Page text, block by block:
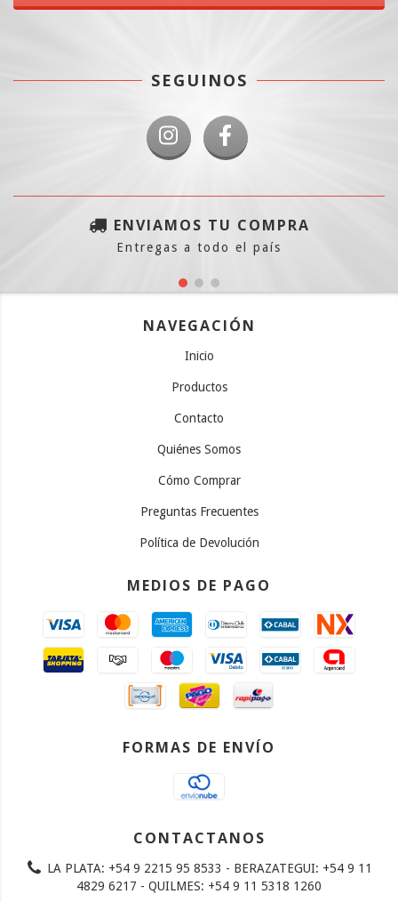
SEGUINOS
ENVIAMOS TU COMPRA
Entregas a todo el país
NAVEGACIÓN
Inicio
Productos
Contacto
Quiénes Somos
Cómo Comprar
Preguntas Frecuentes
Política de Devolución
MEDIOS DE PAGO
FORMAS DE ENVÍO
CONTACTANOS
LA PLATA: +54 9 2215 95 8533 - BERAZATEGUI: +54 9 11
4829 6217 - QUILMES: +54 9 11 5318 1260